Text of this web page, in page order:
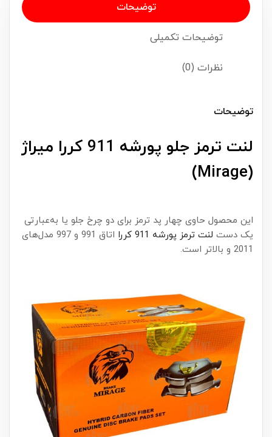
توضیحات
توضیحات تکمیلی
نظرات (0)
توضیحات
لنت ترمز جلو پورشه 911 کررا میراژ
(Mirage)
این محصول حاوی چهار پد ترمز برای دو چرخ جلو یا به‌عبارتی
یک دست لنت ترمز پورشه 911 کررا
اتاق 991 و 997 مدل‌های
2011 و بالاتر است.